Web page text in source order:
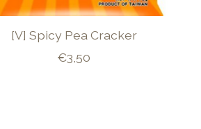
[V] Spicy Pea Cracker
€3,50